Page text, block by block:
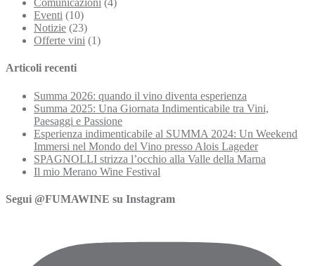
Comunicazioni (4)
Eventi (10)
Notizie (23)
Offerte vini (1)
Articoli recenti
Summa 2026: quando il vino diventa esperienza
Summa 2025: Una Giornata Indimenticabile tra Vini,
Paesaggi e Passione
Esperienza indimenticabile al SUMMA 2024: Un Weekend
Immersi nel Mondo del Vino presso Alois Lageder
SPAGNOLLI strizza l’occhio alla Valle della Marna
Il mio Merano Wine Festival
Segui @FUMAWINE su Instagram